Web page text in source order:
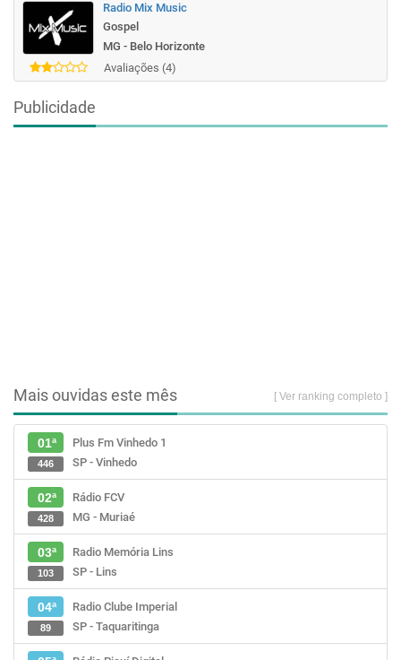
Radio Mix Music
Gospel
MG - Belo Horizonte
Avaliações (4)
Publicidade
Mais ouvidas este mês [ Ver ranking completo ]
01ª
Plus Fm Vinhedo 1
SP - Vinhedo
446
02ª
Rádio FCV
MG - Muriaé
428
03ª
Radio Memória Lins
SP - Lins
103
04ª
Radio Clube Imperial
SP - Taquaritinga
89